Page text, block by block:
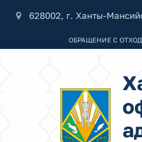
628002, г. Ханты-
ОБРАЩЕНИЕ С